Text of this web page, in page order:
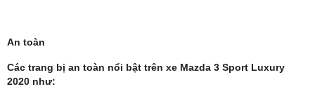
An toàn
Các trang bị an toàn nổi bật trên xe Mazda 3 Sport Luxury
2020 như: